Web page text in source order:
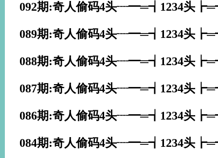
092期:奇人偷码4头┈━═┪1234头
089期:奇人偷码4头┈━═┪1234头
088期:奇人偷码4头┈━═┪1234头
087期:奇人偷码4头┈━═┪1234头
086期:奇人偷码4头┈━═┪1234头
084期:奇人偷码4头┈━═┪1234头